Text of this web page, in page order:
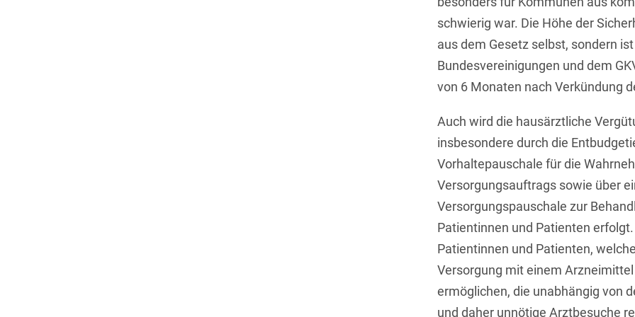
Transport, Verkehr &
Infrastruktur
Versicherungsrecht
Vertriebsrecht
Werberecht
Wirtschafts- und
Baurechtliche
Beamtenrecht /
Disziplinarrecht
Bergrecht
Berufshaftungsrecht
Betriebliche
Altersversorgung
Betriebsratsvergütung
Betriebsübergang
schwierig war. Die Höhe der
aus dem Gesetz selbst, sondern
Bundesvereinigungen und dem
von 6 Monaten nach Verkündung
Auch wird die hausärztliche
insbesondere durch die
Vorhaltepauschale für die
Versorgungsauftrags sowie über
Versorgungspauschale zur
Patientinnen und Patienten
Patientinnen und Patienten,
Versorgung mit einem
ermöglichen, die unabhängig von
und daher unnötige Arztbesuche